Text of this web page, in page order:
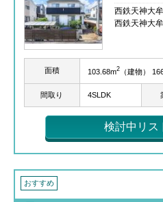
西鉄天神大
西鉄天神大
面積 103.68m2（建物）
間取り 4SLDK
検討中リス
おすすめ